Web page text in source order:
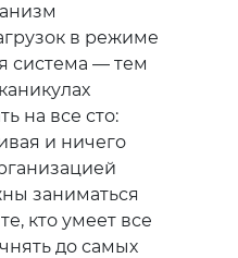
в режиме
система — тем
на все сто:
и ничего
заниматься
кто умеет все
до самых